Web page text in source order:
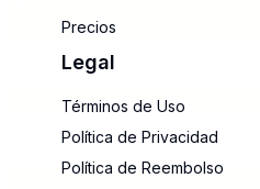
Precios
Legal
Términos de Uso
Política de Privacidad
Política de Reembolso